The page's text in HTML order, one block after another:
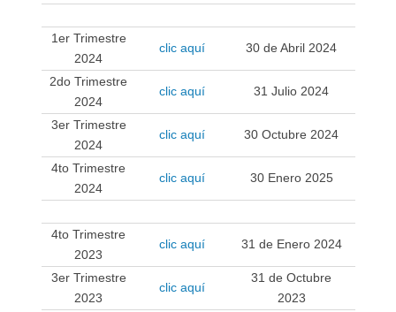
1er Trimestre
2024
clic aquí 30 de Abril 2024
2do Trimestre
2024
clic aquí 31 Julio 2024
3er Trimestre
2024
clic aquí 30 Octubre 2024
4to Trimestre
2024
clic aquí 30 Enero 2025
4to Trimestre
2023
clic aquí 31 de Enero 2024
3er Trimestre
2023
clic aquí
31 de Octubre
2023